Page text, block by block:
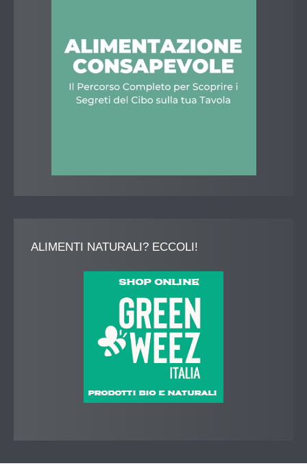
ALIMENTI NATURALI? ECCOLI!